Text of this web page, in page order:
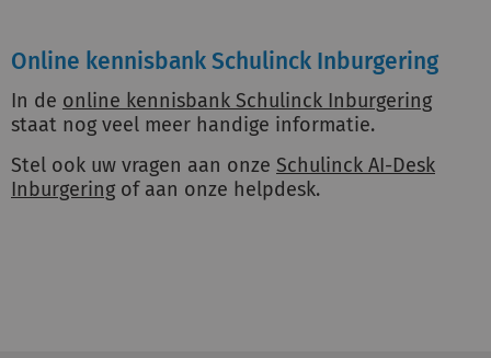
Online kennisbank Schulinck Inburgering
In de online kennisbank Schulinck Inburgering
staat nog veel meer handige informatie.
Stel ook uw vragen aan onze Schulinck AI-Desk
Inburgering of aan onze helpdesk.